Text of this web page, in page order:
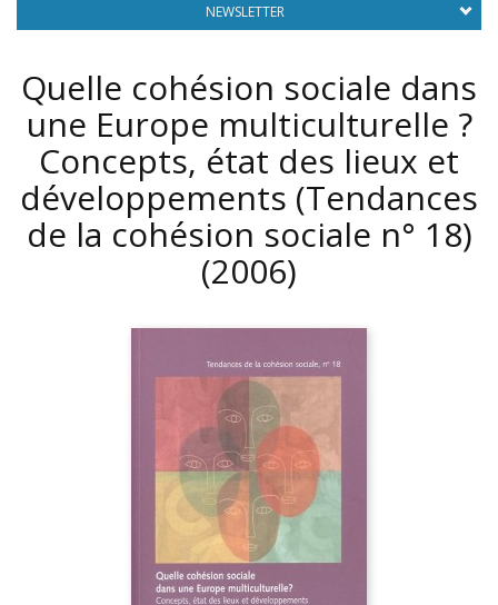
NEWSLETTER
Quelle cohésion sociale dans
une Europe multiculturelle ?
Concepts, état des lieux et
développements (Tendances
de la cohésion sociale n° 18)
(2006)